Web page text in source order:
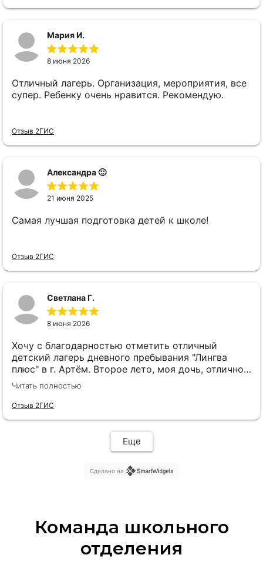
Мария И.
8 июня 2026
Отличный лагерь. Организация, мероприятия, все
супер. Ребенку очень нравится. Рекомендую.
Отзыв 2ГИС
Александра 🙂
21 июня 2025
Самая лучшая подготовка детей к школе!
Отзыв 2ГИС
Светлана Г.
8 июня 2026
Хочу с благодарностью отметить отличный
детский лагерь дневного пребывания "Лингва
плюс" в г. Артём. Второе лето, моя дочь, отлично
проводит время в насыщенном событиями
водовороте преключений 🫶. Мы живём во
Владивостоке, но выбираем Вас в г. Артеме.
творческий подход, которым вы наполняете
каждую смену. Обожаю вашу зарядку, вожатые
бодро держат детей в тонусе утреннего "движа"
Читать полностью
Отзыв 2ГИС
Еще
Сделано на
Команда школьного
отделения